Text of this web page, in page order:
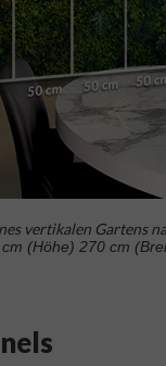
vertikalen Gartens
(Höhe) 270 cm